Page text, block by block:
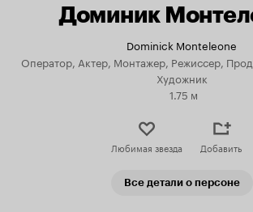
Доминик
Dominick Monteleone
Оператор, Актер, Монтажер, Режиссер,
Художник
1.75 м
Любимая звезда Добавить
Все детали о персоне